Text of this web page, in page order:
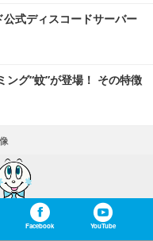
式ディスコードサーバー
ング“蚊”が登場！ その特徴
Facebook YouTube